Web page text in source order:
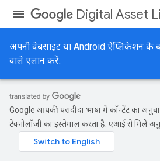
Digital Asset
अपनी वेबसाइट या Android ऐप्लिकेशन के
वाले एलान करें.
Google आपकी पसंदीदा भाषा में कॉन्टेंट का
टेक्नोलॉजी का इस्तेमाल करता है. एआई से मिले